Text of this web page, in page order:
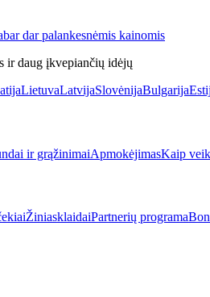
dar palankesnėmis kainomis
ir daug įkvepiančių idėjų
LietuvaLatvijaSlovėnijaBulgarija
ir grąžinimaiApmokėjimasKaip
ŽiniasklaidaiPartnerių programa